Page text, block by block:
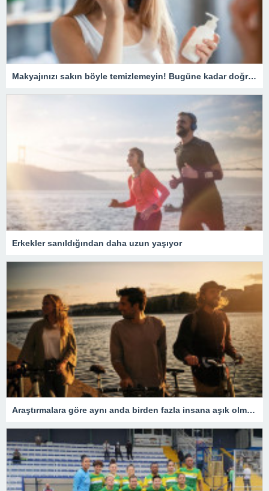
Makyajınızı sakın böyle temizlemeyin! Bugüne kadar doğru bilinen yanlış temizleme yöntemi pahalıya mal oluyor
Erkekler sanıldığından daha uzun yaşıyor
Araştırmalara göre aynı anda birden fazla insana aşık olmak mümkün